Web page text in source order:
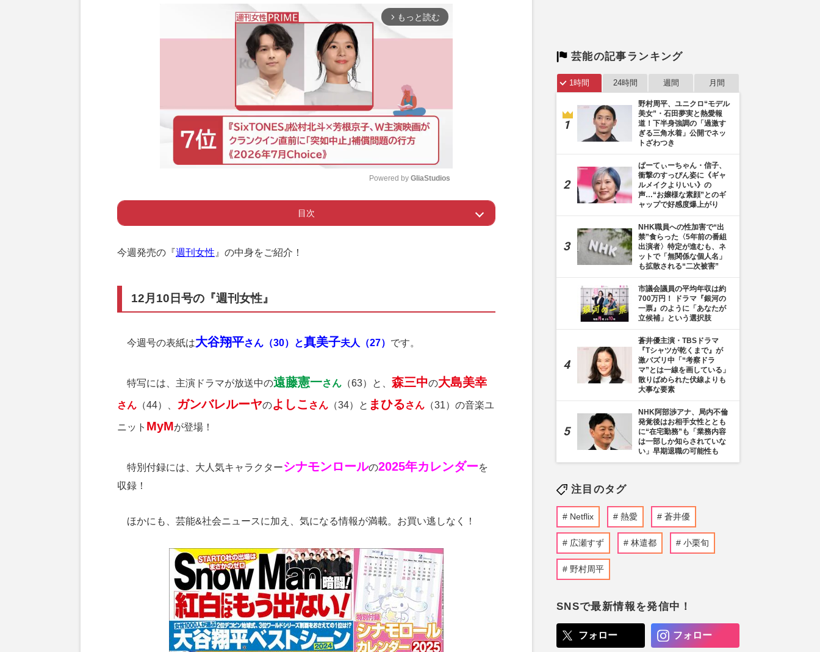
arrow_forward_ios もっと読む
Powered by GliaStudios
目次
今週発売の『週刊女性 』の中身をご紹介！
12月10日号の『週刊女性』
今週号の表紙は大谷翔平さん（30）と真美子夫人（27） です。
特写には、主演ドラマが放送中の遠藤憲一さん （63）と、 森三中の大島美幸
さん （44）、 ガンバレルーヤのよしこ さん （34）と まひるさん （31）の音楽ユ
ニット MyMが登場！
特別付録には、大人気キャラクターシナモンロールの2025年カレンダーを
収録！
ほかにも、芸能&社会ニュースに加え、気になる情報が満載。お買い逃しなく！
芸能の記事ランキング
1時間 24時間 週間 月間
野村周平、ユニクロ“モデル
美女”・石田夢実と熱愛報
道！下半身強調の「過激す
ぎる三角水着」公開でネッ
トざわつき
ぱーてぃーちゃん・信子、
衝撃のすっぴん姿に《ギャ
ルメイクよりいい》の
声…“お嬢様な素顔”とのギ
ャップで好感度爆上がり
NHK職員への性加害で“出
禁”食らった〈5年前の番組
出演者〉特定が進むも、ネ
ットで「無関係な個人名」
も拡散される“二次被害”
市議会議員の平均年収は約
700万円！ ドラマ『銀河の
一票』のように「あなたが
立候補」という選択肢
蒼井優主演・TBSドラマ
『Tシャツが乾くまで』が
激バズリ中「“考察ドラ
マ”とは一線を画している」
散りばめられた伏線よりも
大事な要素
NHK阿部渉アナ、局内不倫
発覚後はお相手女性ととも
に“在宅勤務”も「業務内容
は一部しか知らされていな
い」早期退職の可能性も
注目のタグ
Netflix 熱愛 蒼井優
広瀬すず 林遣都 小栗旬
野村周平
SNSで最新情報を発信中！
フォロー フォロー